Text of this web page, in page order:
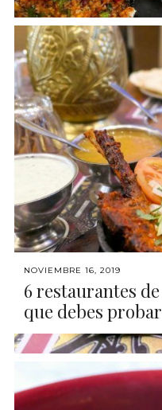
NOVIEMBRE 16, 2019
6 restaurantes
que debes